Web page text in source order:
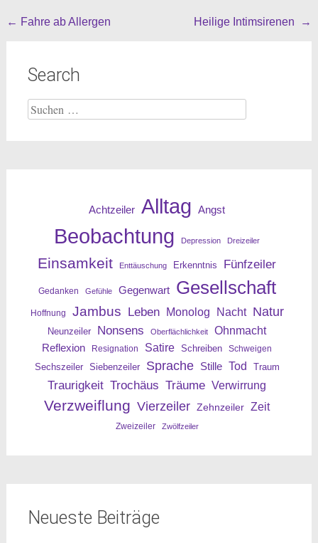
Beitragsnavigation
← Fahre ab Allergen Heilige Intimsirenen →
Search
Suche
nach:
Achtzeiler Alltag Angst
Beobachtung Depression Dreizeiler
Einsamkeit Enttäuschung Erkenntnis Fünfzeiler
Gedanken Gefühle Gegenwart Gesellschaft
Hoffnung Jambus Leben Monolog Nacht Natur
Neunzeiler Nonsens Oberflächlichkeit
Ohnmacht
Reflexion
Resignation Satire Schreiben Schweigen
Sechszeiler Siebenzeiler Sprache Stille Tod Traum
Traurigkeit Trochäus Träume Verwirrung
Verzweiflung Vierzeiler Zehnzeiler Zeit
Zweizeiler Zwölfzeiler
Neueste Beiträge